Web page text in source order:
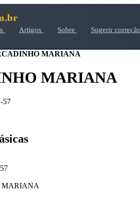
Artigos Sobre Sugerir
MARIANA
MARIANA
57
MARIANA